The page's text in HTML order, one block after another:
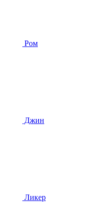
Ром
Джин
Ликер